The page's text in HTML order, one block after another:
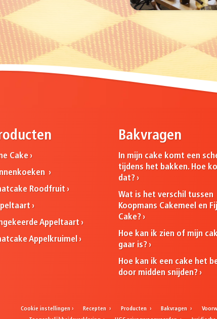
Cake
Roodfruit
Appeltaart
Appelkruimel
Bakvragen
In mijn cake komt een
tijdens het bakken. Hoe
dat?
Wat is het verschil tussen
Koopmans Cakemeel en
Cake?
Hoe kan ik zien of mijn
gaar is?
Hoe kan ik een cake het
door midden snijden?
Cookie instellingen Recepten Producten Bakvragen